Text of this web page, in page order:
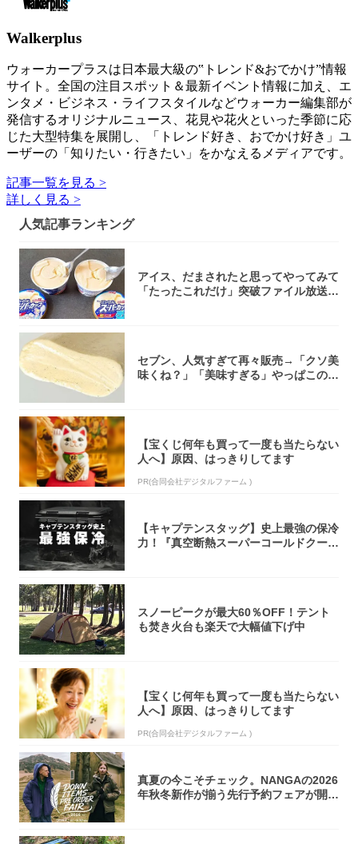
Walkerplus
ウォーカープラスは日本最大級の‟トレンド&おでかけ”情報
サイト。全国の注目スポット＆最新イベント情報に加え、エ
ンタメ・ビジネス・ライフスタイルなどウォーカー編集部が
発信するオリジナルニュース、花見や花火といった季節に応
じた大型特集を展開し、「トレンド好き、おでかけ好き」ユ
ーザーの「知りたい・行きたい」をかなえるメディアです。
記事一覧を見る >
詳しく見る >
人気記事ランキング
アイス、だまされたと思ってやってみて
「たったこれだけ」突破ファイル放送で
セブン、人気すぎて再々販売→「クソ美
味くね？」「美味すぎる」やっぱこのク
【宝くじ何年も買って一度も当たらない
人へ】原因、はっきりしてます
PR(合同会社デジタルファーム )
【キャプテンスタッグ】史上最強の保冷
力！『真空断熱スーパーコールドクーラ
スノーピークが最大60％OFF！テント
も焚き火台も楽天で大幅値下げ中
【宝くじ何年も買って一度も当たらない
人へ】原因、はっきりしてます
PR(合同会社デジタルファーム )
真夏の今こそチェック。NANGAの2026
年秋冬新作が揃う先行予約フェアが開催